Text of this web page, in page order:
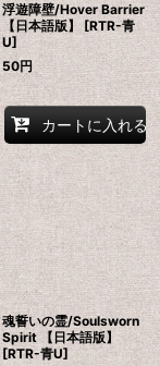
浮遊障壁/Hover Barrier
【日本語版】 [RTR-青
U]
50円
カートに入れる
魂誓いの霊/Soulsworn
Spirit 【日本語版】
[RTR-青U]